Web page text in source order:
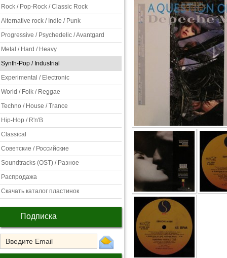
Rock / Pop-Rock / Classic Rock
Alternative rock / Indie / Punk
Progressive / Psychedelic / Avantgard
Metal / Hard / Heavy
Synth-Pop / Industrial
Experimental / Electronic
World / Folk / Reggae
Techno / House / Trance
Hip-Hop / R'n'B
Classical
Советские / Российские
Soundtracks (OST) / Разное
Распродажа
Скачать каталог пластинок
Подписка